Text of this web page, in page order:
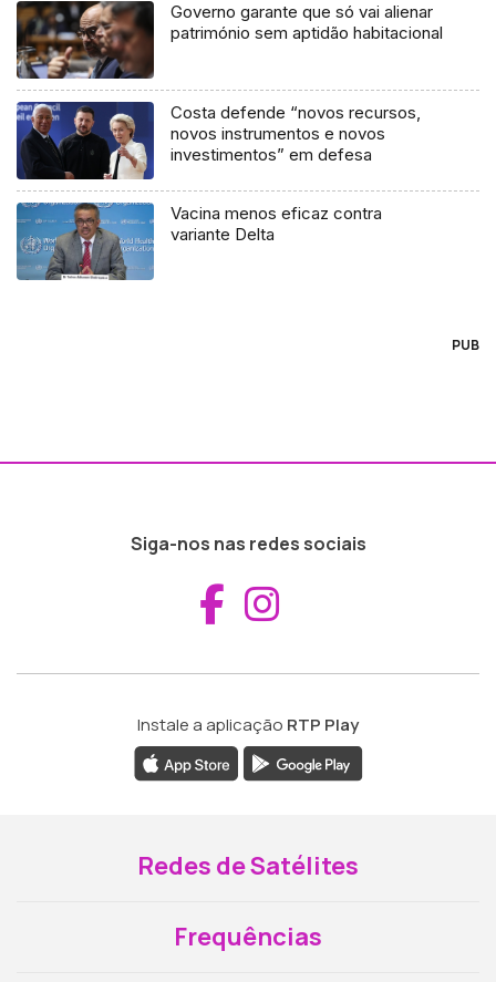
Governo garante que só vai alienar
património sem aptidão habitacional
Costa defende “novos recursos,
novos instrumentos e novos
investimentos” em defesa
Vacina menos eficaz contra
variante Delta
PUB
Siga-nos nas redes sociais
Aceder ao
Instale a aplicação RTP Play
Redes de Satélites
Frequências